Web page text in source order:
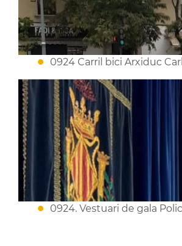
0924 Carril bici Arxiduc
0924. Vestuari de gala